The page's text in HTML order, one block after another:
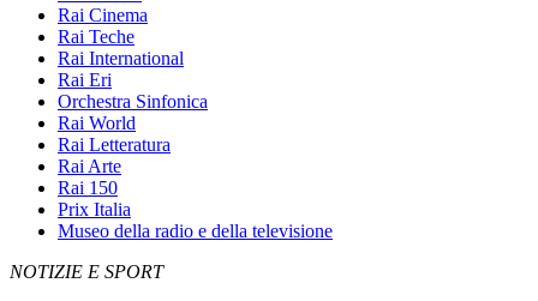
Rai Cinema
Rai Teche
Rai International
Rai Eri
Orchestra Sinfonica
Rai World
Rai Letteratura
Rai Arte
Rai 150
Prix Italia
Museo della radio e della televisione
NOTIZIE E SPORT